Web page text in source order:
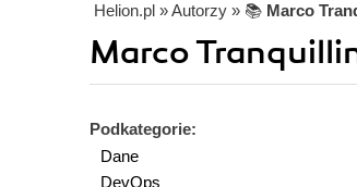
Helion.pl » Autorzy » 📚 Marco
Marco
Podkategorie:
Dane
DevOps